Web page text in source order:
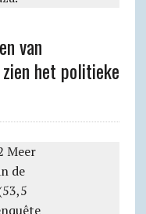
van
het politieke